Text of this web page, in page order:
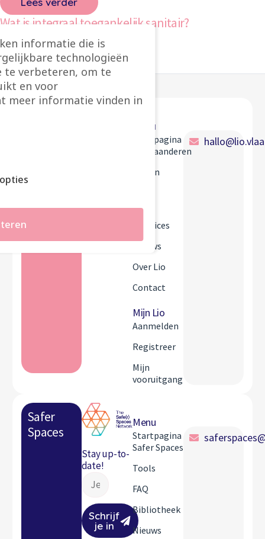
Wat is integraal toegankelijk sanitair?
Lees verder
Menu
Startpagina
Lio.Vlaanderen
Gidsen
Best
practices
Nieuws
Over Lio
Contact
Mijn Lio
Aanmelden
Registreer
Mijn
vooruitgang
Safer
Spaces
Stay up-to-
date!
Schrijf
je in
Menu
Startpagina
Safer Spaces
Tools
FAQ
Bibliotheek
Nieuws
informatie die is
technologieën
te verbeteren, om te
en voor
meer informatie vinden in